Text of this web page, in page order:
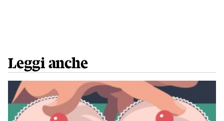
Leggi anche